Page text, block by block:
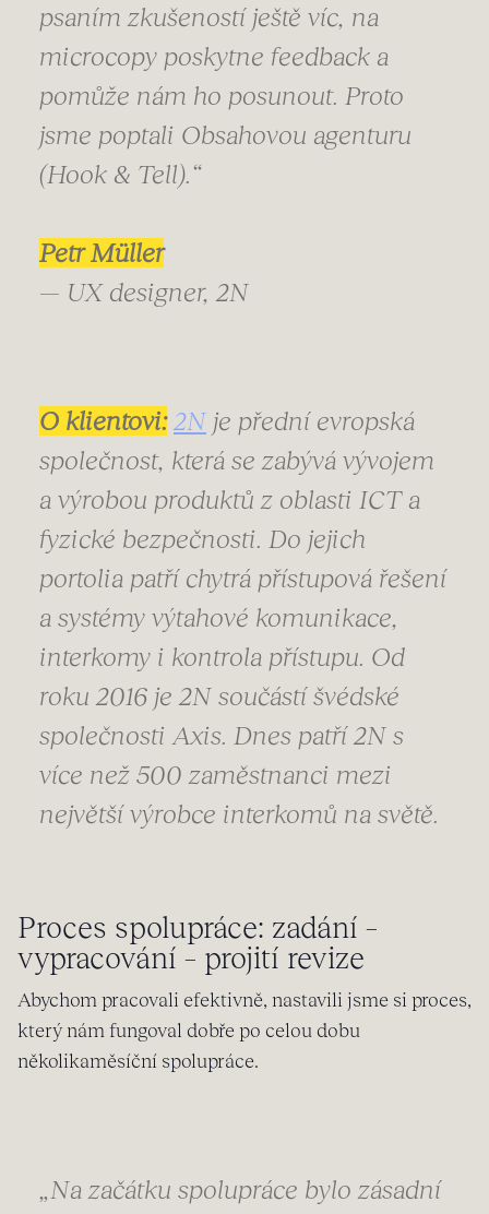
psaním zkušeností ještě víc, na
microcopy poskytne feedback a
pomůže nám ho posunout. Proto
jsme poptali Obsahovou agenturu
(Hook & Tell).“
Petr Müller
— UX designer, 2N
O klientovi: 2N je přední evropská
společnost, která se zabývá vývojem
a výrobou produktů z oblasti ICT a
fyzické bezpečnosti. Do jejich
portolia patří chytrá přístupová řešení
a systémy výtahové komunikace,
interkomy i kontrola přístupu. Od
roku 2016 je 2N součástí švédské
společnosti Axis. Dnes patří 2N s
více než 500 zaměstnanci mezi
největší výrobce interkomů na světě.
Proces spolupráce: zadání –
vypracování – projití revize
Abychom pracovali efektivně, nastavili jsme si proces,
který nám fungoval dobře po celou dobu
několikaměsíční spolupráce.
„Na začátku spolupráce bylo zásadní